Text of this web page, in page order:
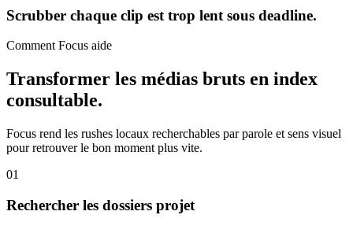
Scrubber chaque clip est trop lent sous deadline.
Comment Focus aide
Transformer les médias bruts en index
consultable.
Focus rend les rushes locaux recherchables par parole et sens visuel
pour retrouver le bon moment plus vite.
01
Rechercher les dossiers projet